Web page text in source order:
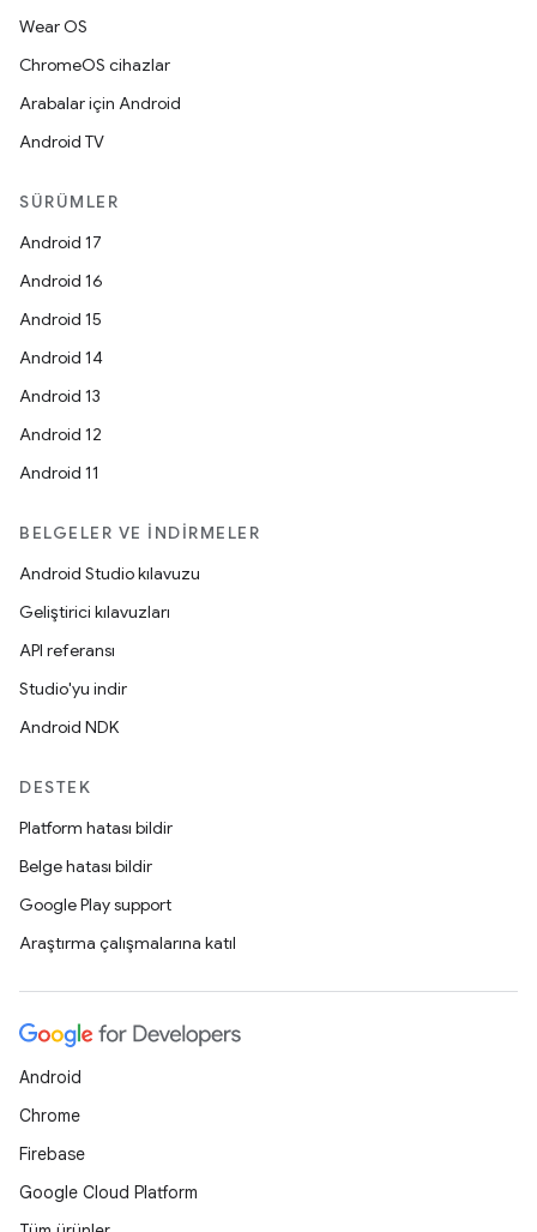
Wear OS
ChromeOS cihazlar
Arabalar için Android
Android TV
SÜRÜMLER
Android 17
Android 16
Android 15
Android 14
Android 13
Android 12
Android 11
BELGELER VE İNDIRMELER
Android Studio kılavuzu
Geliştirici kılavuzları
API referansı
Studio'yu indir
Android NDK
DESTEK
Platform hatası bildir
Belge hatası bildir
Google Play support
Araştırma çalışmalarına katıl
Android
Chrome
Firebase
Google Cloud Platform